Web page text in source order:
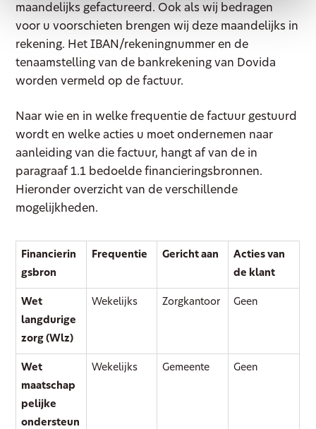
maandelijks gefactureerd. Ook als wij bedragen
voor u voorschieten brengen wij deze maandelijks in
rekening. Het IBAN/rekeningnummer en de
tenaamstelling van de bankrekening van Dovida
worden vermeld op de factuur.
Naar wie en in welke frequentie de factuur gestuurd
wordt en welke acties u moet ondernemen naar
aanleiding van die factuur, hangt af van de in
paragraaf 1.1 bedoelde financieringsbronnen.
Hieronder overzicht van de verschillende
mogelijkheden.
Financierin
gsbron
Frequentie Gericht aan
Acties van
de klant
Wet
langdurige
zorg (Wlz)
Wekelijks Zorgkantoor Geen
Wet
maatschap
pelijke
ondersteun
Wekelijks Gemeente Geen